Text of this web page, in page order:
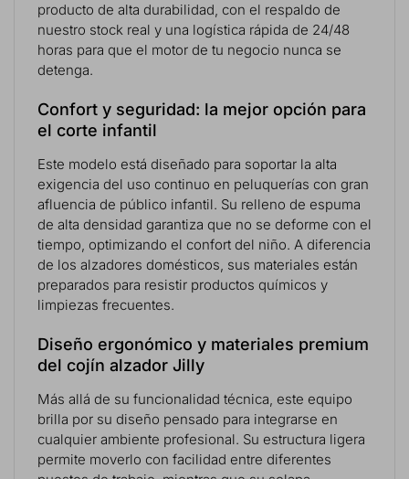
producto de alta durabilidad, con el respaldo de
nuestro stock real y una logística rápida de 24/48
horas para que el motor de tu negocio nunca se
detenga.
Confort y seguridad: la mejor opción para
el corte infantil
Este modelo está diseñado para soportar la alta
exigencia del uso continuo en peluquerías con gran
afluencia de público infantil. Su relleno de espuma
de alta densidad garantiza que no se deforme con el
tiempo, optimizando el confort del niño. A diferencia
de los alzadores domésticos, sus materiales están
preparados para resistir productos químicos y
limpiezas frecuentes.
Diseño ergonómico y materiales premium
del cojín alzador Jilly
Más allá de su funcionalidad técnica, este equipo
brilla por su diseño pensado para integrarse en
cualquier ambiente profesional. Su estructura ligera
permite moverlo con facilidad entre diferentes